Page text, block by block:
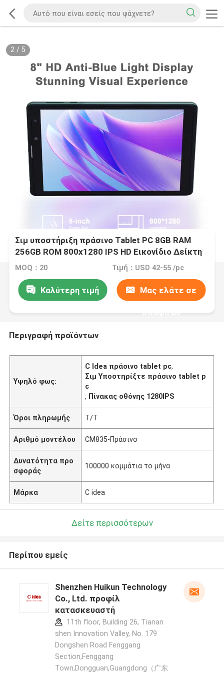
2/ 5
Σιμ υποστήριξη πράσινο Tablet PC 8GB RAM
256GB ROM 800x1280 IPS HD Εικονίδιο Δείκτη
Tablet Με Κεφάλαιο CM835
MOQ：20 Τιμή：USD 42-55 /pc
Καλύτερη τιμή Μας ελάτε σε
επαφή με
Περιγραφή προϊόντων
Υψηλό φως:
C Idea πράσινο tablet pc,
Σιμ Υποστηρίξτε πράσινο tablet p
c
, Πίνακας οθόνης 1280IPS
Όροι πληρωμής Τ/Τ
Αριθμό μοντέλου CM835-Πράσινο
Δυνατότητα προ
σφοράς
100000 κομμάτια το μήνα
Μάρκα C idea
Δείτε περισσότερων
Περίπου εμείς
Shenzhen Huikun Technology
Co., Ltd. προφίλ
κατασκευαστή
11th floor, Building 26, Tianan
shen Innovation Valley, No. 179
Dongshen Road Fenggang
Section,Fenggang
Town,Dongguan,Guangdong（广东